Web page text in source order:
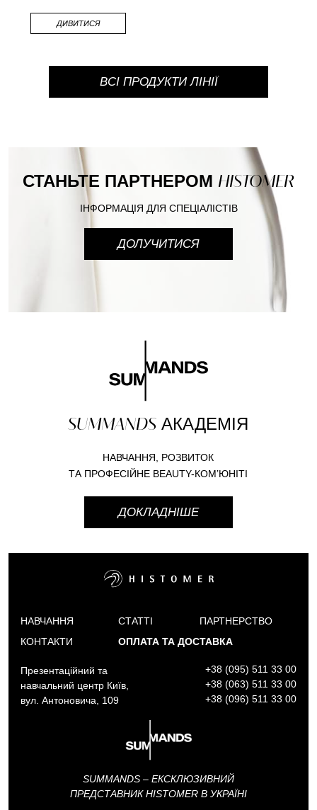
ДИВИТИСЯ
ВСІ ПРОДУКТИ ЛІНІЇ
СТАНЬТЕ ПАРТНЕРОМ HISTOMER
ІНФОРМАЦІЯ ДЛЯ СПЕЦІАЛІСТІВ
ДОЛУЧИТИСЯ
SUMMANDS АКАДЕМІЯ
НАВЧАННЯ, РОЗВИТОК
ТА ПРОФЕСІЙНЕ BEAUTY-КОМ’ЮНІТІ
ДОКЛАДНІШЕ
НАВЧАННЯ
КОНТАКТИ
СТАТТІ
ПАРТНЕРСТВО
ОПЛАТА ТА ДОСТАВКА
Презентаційний та
навчальний центр Київ,
вул. Антоновича, 109
+38 (095) 511 33 00
+38 (063) 511 33 00
+38 (096) 511 33 00
SUMMANDS – ЕКСКЛЮЗИВНИЙ
ПРЕДСТАВНИК HISTOMER В УКРАЇНІ